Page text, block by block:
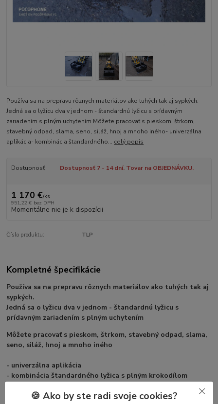
Používa sa na prepravu rôznych materiálov ako tuhých tak aj sypkých.
Jedná sa o lyžicu dva v jednom - štandardnú lyžicu s prídavným
zariadením s plným uchytením Môžete pracovať s pieskom, štrkom,
stavebný odpad, slama, seno, siláž, hnoj a mnoho iného- univerzálna
aplikácia- kombinácia štandardného... celý popis
Dostupnosť Dostupnosť 7 - 14 dní. Tovar na OBJEDNÁVKU.
1 170 €/ks
951,22 € bez DPH
Momentálne nie je k dispozícii
Číslo produktu: TLP
Kompletné špecifikácie
Používa sa na prepravu rôznych materiálov ako tuhých tak aj
sypkých.
Jedná sa o lyžicu dva v jednom - štandardnú lyžicu s
prídavným zariadením s plným uchytením
Môžete pracovať s pieskom, štrkom, stavebný odpad, slama,
seno, siláž, hnoj a mnoho iného
- univerzálna aplikácia
- kombinácia štandardného lyžica s plným krokodílom
Váha pridavného zariadenia: 100 kg
🍪 Ako by ste radi svoje cookies?